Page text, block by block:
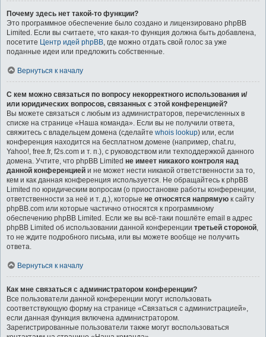
Почему здесь нет такой-то функции?
Это программное обеспечение было создано и лицензировано phpBB
Limited. Если вы считаете, что какая-то функция должна быть добавлена,
посетите Центр идей phpBB, где можно отдать свой голос за уже
поданные идеи или предложить собственные.
Вернуться к началу
С кем можно связаться по вопросу некорректного использования и/
или юридических вопросов, связанных с этой конференцией?
Вы можете связаться с любым из администраторов, перечисленных в
списке на странице «Наша команда». Если вы не получили ответа,
свяжитесь с владельцем домена (сделайте whois lookup) или, если
конференция находится на бесплатном домене (например, chat.ru,
Yahoo!, free.fr, f2s.com и т. п.), с руководством или техподдержкой данного
домена. Учтите, что phpBB Limited не имеет никакого контроля над
данной конференцией и не может нести никакой ответственности за то,
кем и как данная конференция используется. Не обращайтесь к phpBB
Limited по юридическим вопросам (о приостановке работы конференции,
ответственности за неё и т. д.), которые не относятся напрямую к сайту
phpBB.com или которые частично относятся к программному
обеспечению phpBB Limited. Если же вы всё-таки пошлёте email в адрес
phpBB Limited об использовании данной конференции третьей стороной,
то не ждите подробного письма, или вы можете вообще не получить
ответа.
Вернуться к началу
Как мне связаться с администратором конференции?
Все пользователи данной конференции могут использовать
соответствующую форму на странице «Связаться с администрацией»,
если данная функция включена администратором.
Зарегистрированные пользователи также могут воспользоваться